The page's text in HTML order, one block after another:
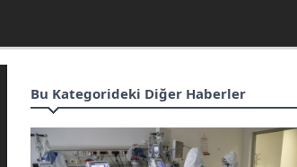
Bu Kategorideki Diğer Haberler